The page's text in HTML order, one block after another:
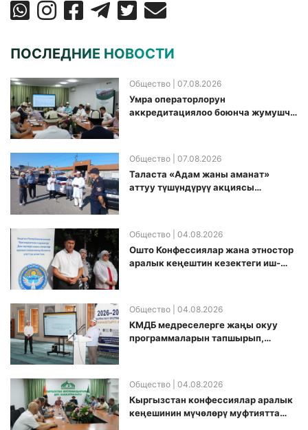
ПОСЛЕДНИЕ НОВОСТИ
Общество | 07.08.2026
Умра операторлорун
аккредитациялоо боюнча жумушчу
Общество | 07.08.2026
Таласта «Адам жаны аманат»
аттуу түшүндүрүү акциясы
Общество | 04.08.2026
Ошто Конфессиялар жана этностор
аралык кеңештин кезектеги иш-
Общество | 04.08.2026
КМДБ медреселерге жаңы окуу
программаларын тапшырып,
Общество | 04.08.2026
Кыргызстан конфессиялар аралык
кеӊешинин мүчөлөрү муфтиятта